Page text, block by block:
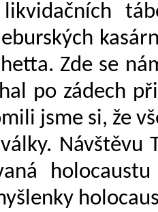
Zde se
po zádech
jsme si, že
Návštěvu